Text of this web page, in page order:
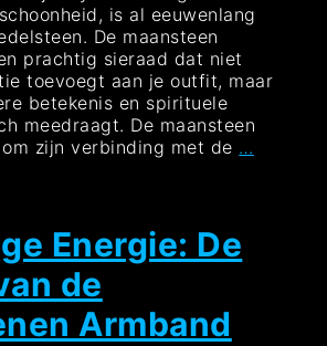
is al eeuwenlang
De maansteen
prachtig sieraad dat niet
toevoegt aan je outfit, maar
betekenis en spirituele
meedraagt. De maansteen
zijn verbinding met de …
Energie: De
de
Armband